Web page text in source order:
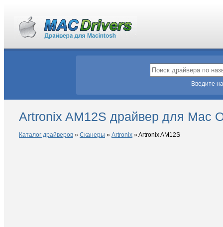
Введите
Artronix AM12S драйвер для Mac
Каталог драйверов » Сканеры » Artronix »Artronix AM12S